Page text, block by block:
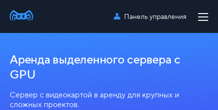
Панель управления
Аренда выделенного сервера с
GPU
Сервер с видеокартой в аренду для крупных и
сложных проектов.